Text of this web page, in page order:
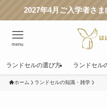
2027年4月ご入学者さ
menu
ランドセルの選び方 ランドセル
ホーム ランドセルの知識・雑学